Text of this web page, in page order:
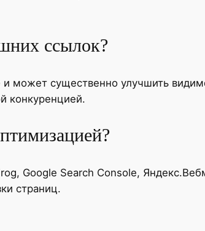
ссылок?
может существенно улучшить
конкуренцией.
Google Search Console,
страниц.